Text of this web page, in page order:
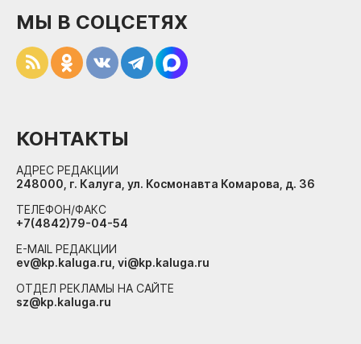
МЫ В СОЦСЕТЯХ
КОНТАКТЫ
АДРЕС РЕДАКЦИИ
248000, г. Калуга, ул. Космонавта Комарова, д. 36
ТЕЛЕФОН/ФАКС
+7(4842)79-04-54
E-MAIL РЕДАКЦИИ
ev@kp.kaluga.ru, vi@kp.kaluga.ru
ОТДЕЛ РЕКЛАМЫ НА САЙТЕ
sz@kp.kaluga.ru